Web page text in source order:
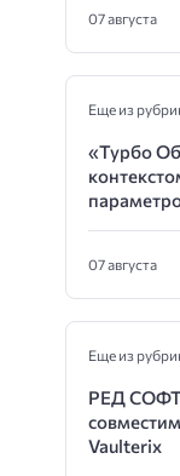
07 августа
Еще из
«Турбо
07 августа
Еще из
РЕД СОФТ
Vaulterix